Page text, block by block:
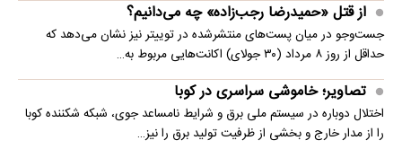
از قتل «حمیدرضا رجب‌زاده» چه می‌دانیم؟
جست‌وجو در میان پست‌های منتشرشده در توییتر نیز نشان می‌دهد که
حداقل از روز ۸ مرداد (۳۰ جولای) اکانت‌هایی مربوط به…
تصاویر؛ خاموشی سراسری در کوبا
اختلال دوباره در سیستم ملی برق و شرایط نامساعد جوی، شبکه شکننده کوبا
را از مدار خارج و بخشی از ظرفیت تولید برق را نیز…